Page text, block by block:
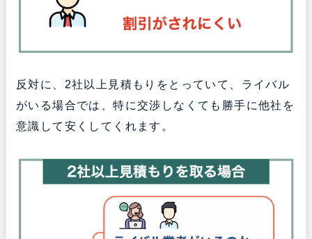
反対に、2社以上見積もりをとっていて、ライバル
がいる場合では、特に交渉しなくても勝手に他社を
意識して安くしてくれます。